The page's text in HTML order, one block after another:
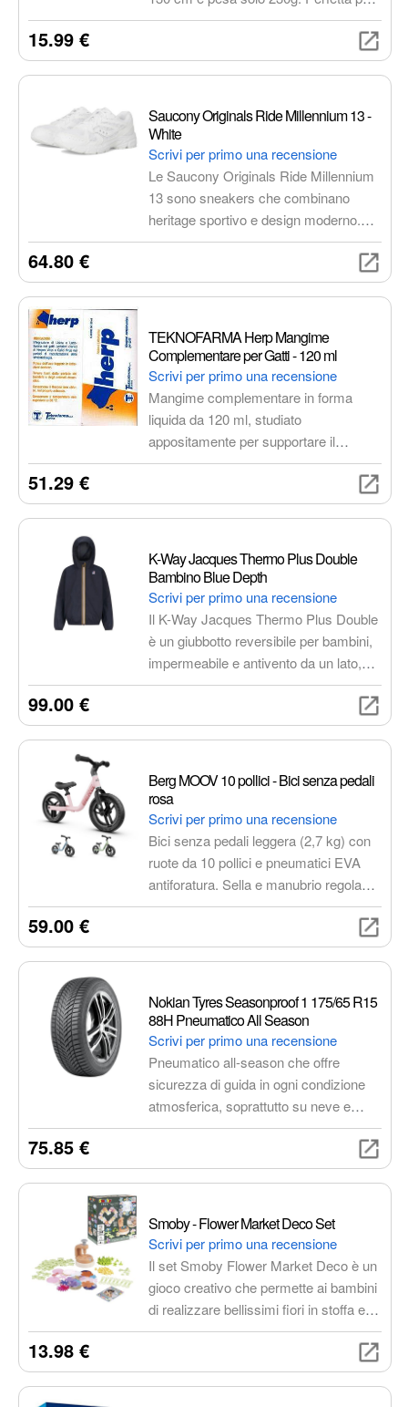
professionisti della sicurezza e amanti
delle attività all'aperto, offre flessibilità e
praticità grazie alla chiusura a scatto e
15.99 €
Saucony Originals Ride Millennium 13 -
White
Scrivi per primo una recensione
Le Saucony Originals Ride Millennium
13 sono sneakers che combinano
heritage sportivo e design moderno.
Offrono comfort grazie alla tomaia in
ammortizzata, perfette per uno stile di
64.80 €
TEKNOFARMA Herp Mangime
Complementare per Gatti - 120 ml
Scrivi per primo una recensione
Mangime complementare in forma
liquida da 120 ml, studiato
appositamente per supportare il
sistema immunitario e il benessere
generale del tuo gatto. Formulato con
L-Lisina, vitamine, minerali ed estratti
e promuovere la salute.
51.29 €
K-Way Jacques Thermo Plus Double
Bambino Blue Depth
Scrivi per primo una recensione
Il K-Way Jacques Thermo Plus Double
è un giubbotto reversibile per bambini,
impermeabile e antivento da un lato,
trapuntato e imbottito dall'altro. Dotato
tasche laterali, offre comfort e
99.00 €
Berg MOOV 10 pollici - Bici senza pedali
rosa
Scrivi per primo una recensione
Bici senza pedali leggera (2,7 kg) con
ruote da 10 pollici e pneumatici EVA
antiforatura. Sella e manubrio regolabili
in altezza per adattarsi alla crescita del
bambino. Design ergonomico e sicuro,
ideale per bambini dai 2 anni in su.
59.00 €
Nokian Tyres Seasonproof 1 175/65 R15
88H Pneumatico All Season
Scrivi per primo una recensione
Pneumatico all-season che offre
sicurezza di guida in ogni condizione
atmosferica, soprattutto su neve e
bagnato. Ottimo chilometraggio, bassa
prevenzione dell'aquaplaning. Adatto
75.85 €
Smoby - Flower Market Deco Set
Scrivi per primo una recensione
Il set Smoby Flower Market Deco è un
gioco creativo che permette ai bambini
di realizzare bellissimi fiori in stoffa e
creare oggetti decorativi per la casa.
pezzi di tessuto, 36 pistilli e 36 steli,
13.98 €